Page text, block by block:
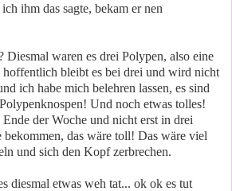
ihm das sagte, bekam er nen
Diesmal waren es drei Polypen, also eine
hoffentlich bleibt es bei drei und wird nicht
ich habe mich belehren lassen, es sind
Und noch etwas tolles!
der Woche und nicht erst in drei
bekommen, das wäre toll! Das wäre viel
und sich den Kopf zerbrechen.
diesmal etwas weh tat... ok ok es tut